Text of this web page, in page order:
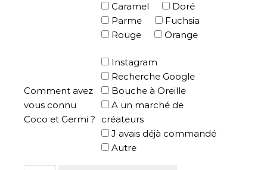
Caramel
Doré
Parme
Fuchsia
Rouge
Orange
Comment avez
vous connu
Coco et Germi ?
Instagram
Recherche Google
Bouche à Oreille
A un marché de
créateurs
J avais déjà commandé
Autre